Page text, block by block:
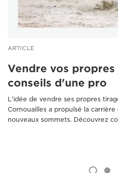
ARTICLE
Vendre vos
conseils d'une pro
L'idée de vendre ses propres
Cornouailles a propulsé la
nouveaux sommets. Découvrez